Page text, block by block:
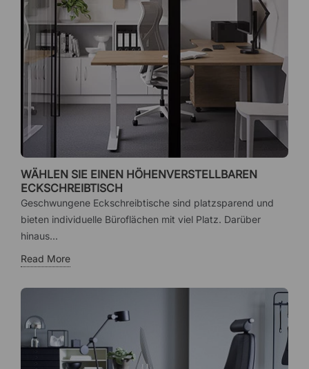
WÄHLEN SIE EINEN HÖHENVERSTELLBAREN
ECKSCHREIBTISCH
Geschwungene Eckschreibtische sind platzsparend und
bieten individuelle Büroflächen mit viel Platz. Darüber
hinaus...
Read More